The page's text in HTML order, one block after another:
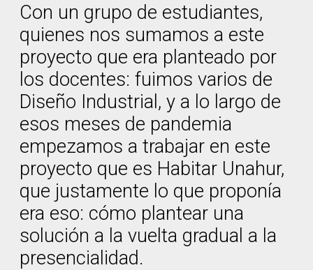
Con un grupo de estudiantes,
quienes nos sumamos a este
proyecto que era planteado por
los docentes: fuimos varios de
Diseño Industrial, y a lo largo de
esos meses de pandemia
empezamos a trabajar en este
proyecto que es Habitar Unahur,
que justamente lo que proponía
era eso: cómo plantear una
solución a la vuelta gradual a la
presencialidad.